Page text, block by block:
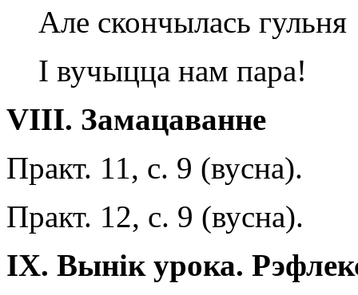
Але скончылась гульня
I вучыцца нам пара!
VIII. Замацаванне
Практ. 11, с. 9 (вусна).
Практ. 12, с. 9 (вусна).
IX. Вынік урока.